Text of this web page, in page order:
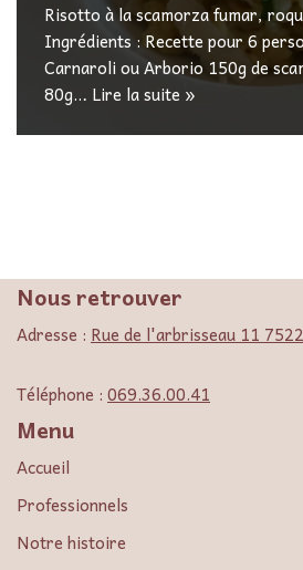
Risotto à la scamorza fumar,
Ingrédients : Recette pour 6
Carnaroli ou Arborio 150g de
80g… Lire la suite »
Nous retrouver
Adresse : Rue de l'arbrisseau 11
Téléphone : 069.36.00.41
Menu
Accueil
Professionnels
Notre histoire